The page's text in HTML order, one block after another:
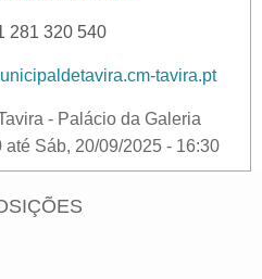
281 320 540
tavira.pt
- Palácio da Galeria
até Sáb, 20/09/2025 - 16:30